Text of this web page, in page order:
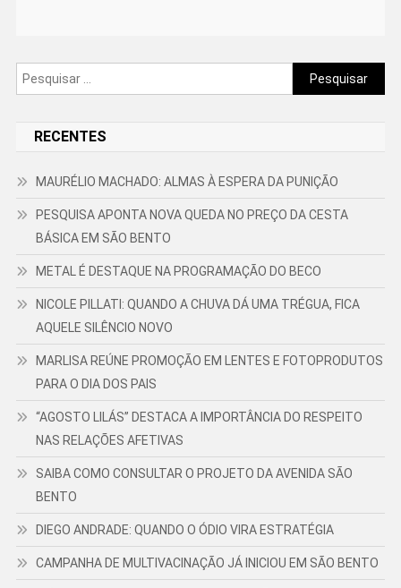
Pesquisar
por:
RECENTES
MAURÉLIO MACHADO: ALMAS À ESPERA DA PUNIÇÃO
PESQUISA APONTA NOVA QUEDA NO PREÇO DA CESTA
BÁSICA EM SÃO BENTO
METAL É DESTAQUE NA PROGRAMAÇÃO DO BECO
NICOLE PILLATI: QUANDO A CHUVA DÁ UMA TRÉGUA, FICA
AQUELE SILÊNCIO NOVO
MARLISA REÚNE PROMOÇÃO EM LENTES E FOTOPRODUTOS
PARA O DIA DOS PAIS
“AGOSTO LILÁS” DESTACA A IMPORTÂNCIA DO RESPEITO
NAS RELAÇÕES AFETIVAS
SAIBA COMO CONSULTAR O PROJETO DA AVENIDA SÃO
BENTO
DIEGO ANDRADE: QUANDO O ÓDIO VIRA ESTRATÉGIA
CAMPANHA DE MULTIVACINAÇÃO JÁ INICIOU EM SÃO BENTO